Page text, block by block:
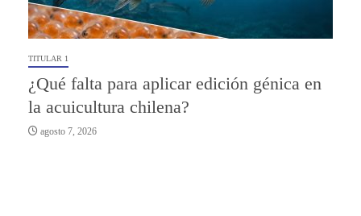
TITULAR 1
¿Qué falta para aplicar edición génica en
la acuicultura chilena?
agosto 7, 2026